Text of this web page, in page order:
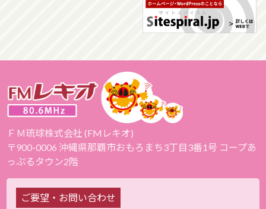
ＦＭ琉球株式会社 (FMレキオ)
〒900-0006 沖縄県那覇市おもろまち3丁目3番1号 コープあ
っぷるタウン2階
ご要望・お問い合わせ